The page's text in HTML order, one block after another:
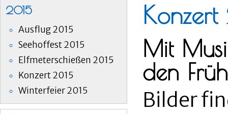
2015
Ausflug 2015
Seehoffest 2015
Elfmeterschießen 2015
Konzert 2015
Winterfeier 2015
Mit
den
Bilder